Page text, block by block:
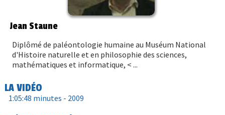
Jean Staune
Diplômé de paléontologie humaine au Muséum National
d'Histoire naturelle et en philosophie des sciences,
mathématiques et informatique, < ...
LA VIDÉO
1:05:48 minutes - 2009